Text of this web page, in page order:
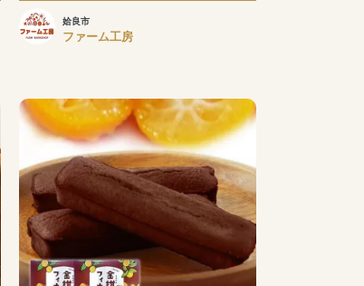
姶良市
ファーム工房